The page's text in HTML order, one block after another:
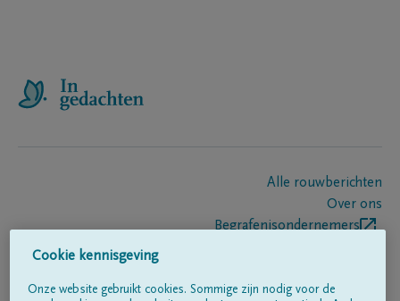
Alle rouwberichten
Over ons
Begrafenisondernemers
Cookie kennisgeving
Onze website gebruikt cookies. Sommige zijn nodig voor de